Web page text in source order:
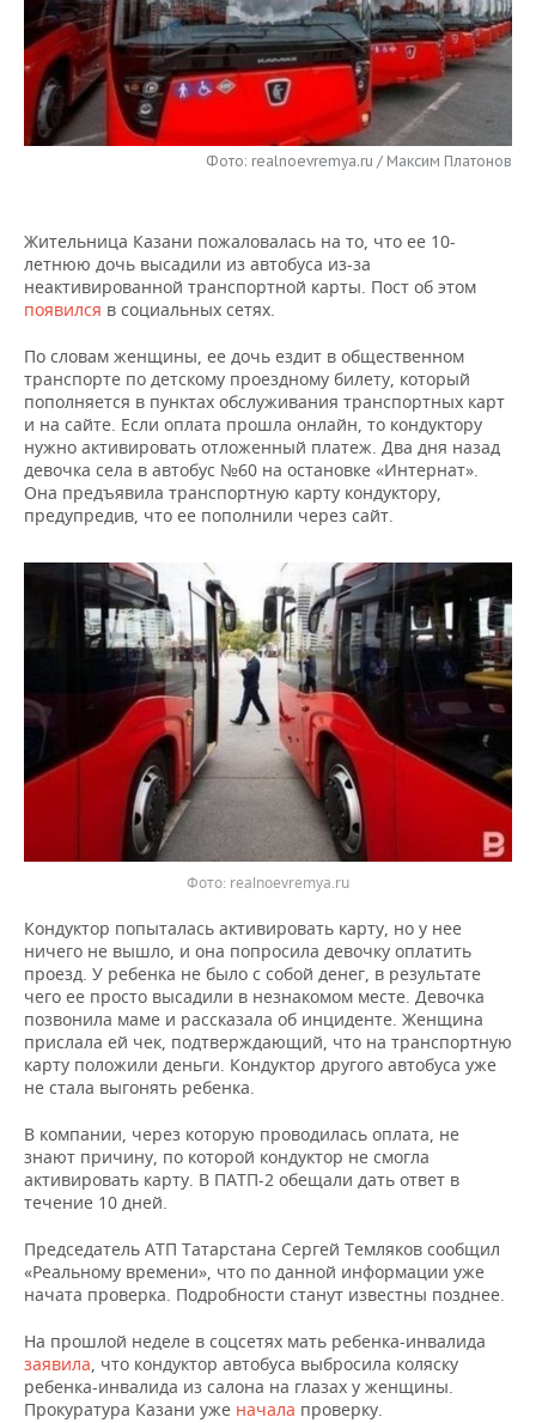
НЕФТЕХИМИЯ
НЕФТЬ
ОПК
РОЗНИЧНАЯ ТОРГОВЛЯ
ТРАНСПОРТ
НОВОСТИ ТЕХНОЛОГИЙ
IT
МЕРОПРИЯТИЯ
НОВОСТИ МЕРОПРИЯТИЙ
ВЫЕЗДНАЯ РЕДАКЦИЯ
ONLINE-КОНФЕРЕНЦИИ
ОТКРЫТАЯ ЛЕКЦИЯ
СПОРТ
ХОККЕЙ
БАСКЕТБОЛ
ВОЛЕЙБОЛ
КИБЕРСПОРТ
ФИГУРНОЕ КАТАНИЕ
ХОККЕЙ С МЯЧОМ
ВЛАСТЬ
ИНФРАСТРУКТУРА
ИСТОРИЯ
КУЛЬТУРА
МЕДИЦИНА
ПРОИСШЕСТВИЯ
СЮЖЕТЫ
СПРАВОЧНИК
СПИСОК ПЕРСОН
СПИСОК КОМПАНИЙ
ПОЛНАЯ ВЕРСИЯ
Фото: realnoevremya.ru / Максим Платонов
Жительница Казани пожаловалась на то, что ее 10-
летнюю дочь высадили из автобуса из-за
неактивированной транспортной карты. Пост об этом
появился в социальных сетях.
По словам женщины, ее дочь ездит в общественном
транспорте по детскому проездному билету, который
пополняется в пунктах обслуживания транспортных карт
и на сайте. Если оплата прошла онлайн, то кондуктору
нужно активировать отложенный платеж. Два дня назад
девочка села в автобус №60 на остановке «Интернат».
Она предъявила транспортную карту кондуктору,
предупредив, что ее пополнили через сайт.
Фото: realnoevremya.ru
Кондуктор попыталась активировать карту, но у нее
ничего не вышло, и она попросила девочку оплатить
проезд. У ребенка не было с собой денег, в результате
чего ее просто высадили в незнакомом месте. Девочка
позвонила маме и рассказала об инциденте. Женщина
прислала ей чек, подтверждающий, что на транспортную
карту положили деньги. Кондуктор другого автобуса уже
не стала выгонять ребенка.
В компании, через которую проводилась оплата, не
знают причину, по которой кондуктор не смогла
активировать карту. В ПАТП-2 обещали дать ответ в
течение 10 дней.
Председатель АТП Татарстана Сергей Темляков сообщил
«Реальному времени», что по данной информации уже
начата проверка. Подробности станут известны позднее.
На прошлой неделе в соцсетях мать ребенка-инвалида
заявила, что кондуктор автобуса выбросила коляску
ребенка-инвалида из салона на глазах у женщины.
Прокуратура Казани уже начала проверку.